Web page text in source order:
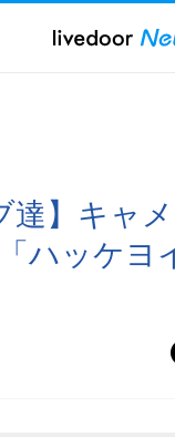
達】キャメ
ハッケヨ